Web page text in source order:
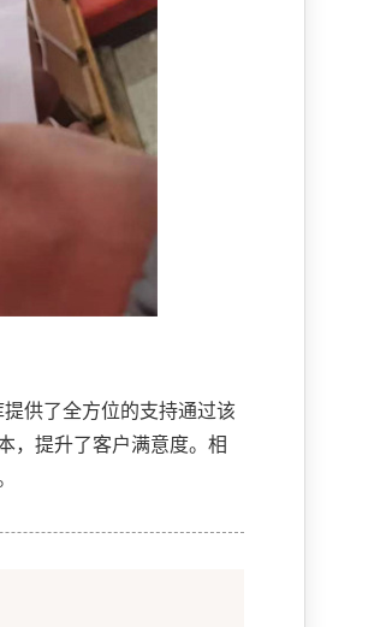
供了全方位的支持通过该
，提升了客户满意度。相